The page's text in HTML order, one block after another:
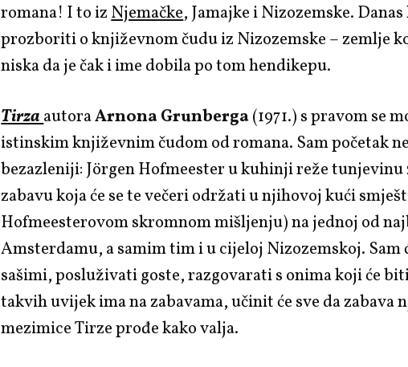
romana! I to izNjemačke, Jamajke i Nizozemske.
prozboriti o književnom čudu iz Nizozemske – zemlje
niska da je čak i ime dobila po tom hendikepu.
TirzaautoraArnona Grunberga(1971.) s pravom se
istinskim književnim čudom od romana. Sam početak
bezazleniji: Jörgen Hofmeester u kuhinji reže tunjevinu
zabavu koja će se te večeri održati u njihovoj kući
Hofmeesterovom skromnom mišljenju) na jednoj od
Amsterdamu, a samim tim i u cijeloj Nizozemskoj. Sam
sašimi, posluživati goste, razgovarati s onima koji će
takvih uvijek ima na zabavama, učinit će sve da zabava
mezimice Tirze prođe kako valja.